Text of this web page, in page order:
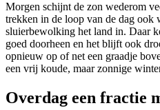
Morgen schijnt de zon wederom
trekken in de loop van de dag ook
sluierbewolking het land in. Daar
goed doorheen en het blijft ook
opnieuw op of net een graadje
een vrij koude, maar zonnige
Overdag een fractie